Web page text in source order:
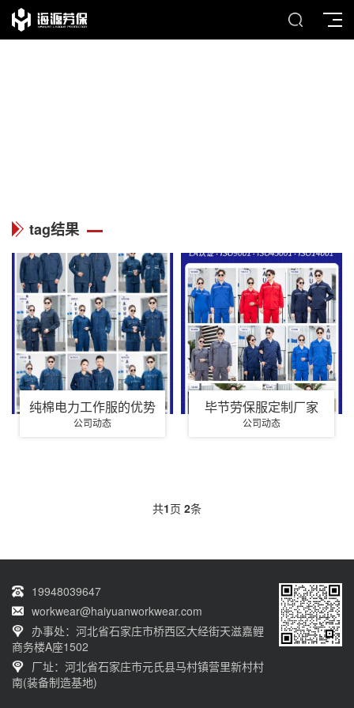
tag结果
纯棉电力工作服的优势
公司动态
毕节劳保服定制厂家
公司动态
共1页 2条
19948039647
workwear@haiyuanworkwear.com
办事处：河北省石家庄市桥西区大经街天滋嘉鲤
商务楼A座1502
厂址：河北省石家庄市元氏县马村镇营里新村村
南(装备制造基地)